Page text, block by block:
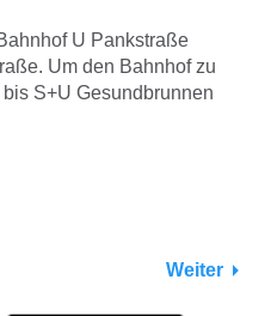
U Pankstraße
Um den Bahnhof zu
S+U Gesundbrunnen
Weiter